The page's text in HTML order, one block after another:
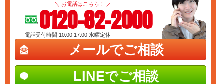
＼ お電話はこちら！ ／
0120-82-2000
電話受付時間 10:00-17:00 水曜定休
メールでご相談
LINEでご相談